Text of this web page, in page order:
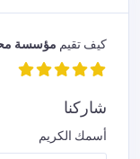
كيف تقيم مؤسسة
شاركنا
أسمك الكريم